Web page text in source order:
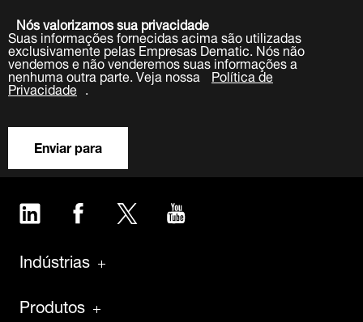
Nós valorizamos sua privacidade
Suas informações fornecidas acima são utilizadas
exclusivamente pelas Empresas Dematic. Nós não
vendemos e não venderemos suas informações a
nenhuma outra parte. Veja nossa Política de
Privacidade .
Enviar para
LinkedIn Facebook Twitter
Indústrias
Produtos